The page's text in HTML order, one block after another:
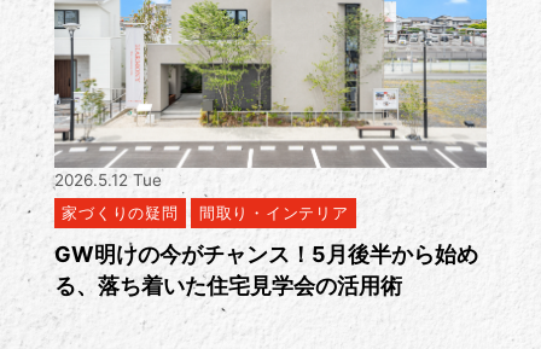
2026.5.12 Tue
家づくりの疑問
間取り・インテリア
GW明けの今がチャンス！5月後半から始め
る、落ち着いた住宅見学会の活用術